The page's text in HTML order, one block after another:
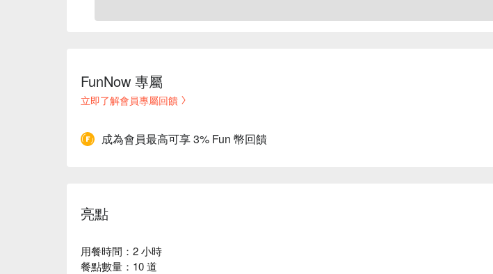
FunNow 專屬
立即了解會員專屬回饋
成為會員最高可享 3% Fun 幣回饋
亮點
用餐時間：2 小時
餐點數量：10 道